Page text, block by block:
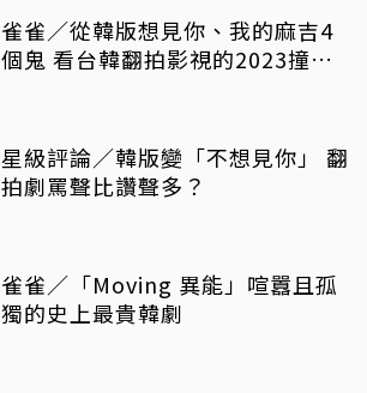
雀雀／從韓版想見你、我的麻吉4
個鬼 看台韓翻拍影視的2023撞擊
星級評論／韓版變「不想見你」 翻
拍劇罵聲比讚聲多？
雀雀／「Moving 異能」喧囂且孤
獨的史上最貴韓劇